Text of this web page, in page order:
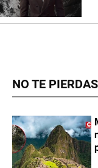
NO TE PIERDAS